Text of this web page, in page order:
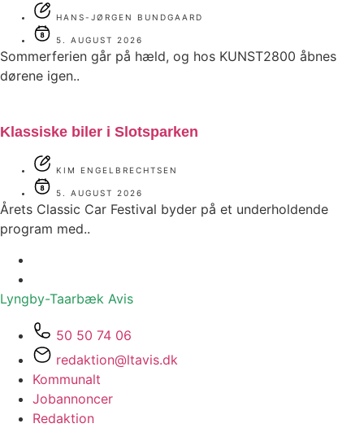
HANS-JØRGEN BUNDGAARD
5. AUGUST 2026
Sommerferien går på hæld, og hos KUNST2800 åbnes
dørene igen..
Klassiske biler i Slotsparken
KIM ENGELBRECHTSEN
5. AUGUST 2026
Årets Classic Car Festival byder på et underholdende
program med..
Lyngby-Taarbæk Avis
50 50 74 06
redaktion@ltavis.dk
Kommunalt
Jobannoncer
Redaktion